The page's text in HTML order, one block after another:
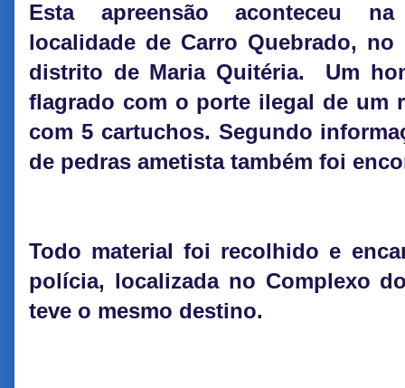
Esta apreensão aconteceu na
localidade de Carro Quebrado, no
distrito de Maria Quitéria. Um
flagrado com o porte ilegal de um
com 5 cartuchos. Segundo
de pedras ametista também foi
Todo material foi recolhido e
polícia, localizada no Complexo
teve o mesmo destino.